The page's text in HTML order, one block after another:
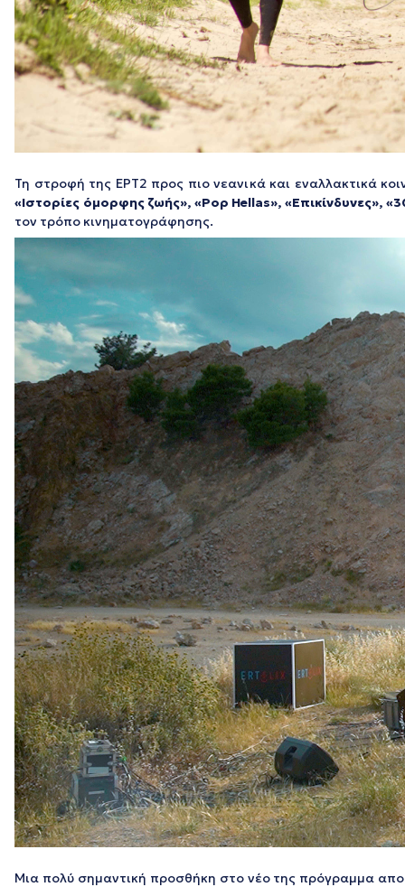
Τη στροφή της ΕΡΤ2 προς πιο νεανικά και εναλλακτικά
«Ιστορίες όμορφης ζωής», «Ρορ Hellas», «Επικίνδυνες»,
τον τρόπο κινηματογράφησης.
Μια πολύ σημαντική προσθήκη στο νέο της πρόγραμμα